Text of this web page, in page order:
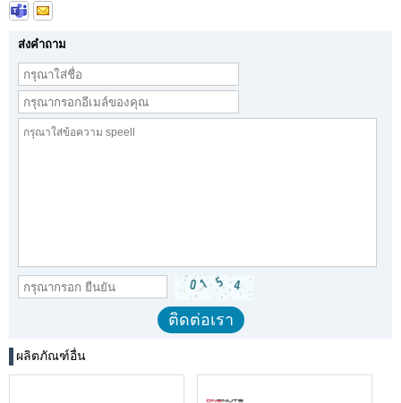
ส่งคำถาม
ผลิตภัณฑ์อื่น